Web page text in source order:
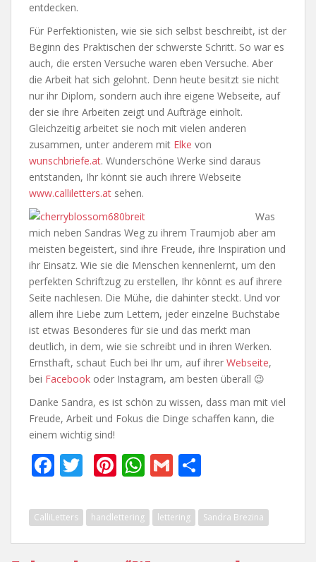
entdecken.
Für Perfektionisten, wie sie sich selbst beschreibt, ist der
Beginn des Praktischen der schwerste Schritt. So war es
auch, die ersten Versuche waren eben Versuche. Aber
die Arbeit hat sich gelohnt. Denn heute besitzt sie nicht
nur ihr Diplom, sondern auch ihre eigene Webseite, auf
der sie ihre Arbeiten zeigt und Aufträge einholt.
Gleichzeitig arbeitet sie noch mit vielen anderen
zusammen, unter anderem mit Elke von
wunschbriefe.at. Wunderschöne Werke sind daraus
entstanden, Ihr könnt sie auch ihrere Webseite
www.calliletters.at sehen.
Was
mich neben Sandras Weg zu ihrem Traumjob aber am
meisten begeistert, sind ihre Freude, ihre Inspiration und
ihr Einsatz. Wie sie die Menschen kennenlernt, um den
perfekten Schriftzug zu erstellen, Ihr könnt es auf ihrere
Seite nachlesen. Die Mühe, die dahinter steckt. Und vor
allem ihre Liebe zum Lettern, jeder einzelne Buchstabe
ist etwas Besonderes für sie und das merkt man
deutlich, in dem, wie sie schreibt und in ihren Werken.
Ernsthaft, schaut Euch bei Ihr um, auf ihrer Webseite,
bei Facebook oder Instagram, am besten überall 😉
Danke Sandra, es ist schön zu wissen, dass man mit viel
Freude, Arbeit und Fokus die Dinge schaffen kann, die
einem wichtig sind!
F
e
b
T
itt
er
Pi
er
e
st
W
at
s
A
G
ai
l
le
n
CalliLetters handlettering lettering Sandra Brezina